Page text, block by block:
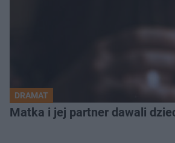
DRAMAT
Matka i jej partner dawali